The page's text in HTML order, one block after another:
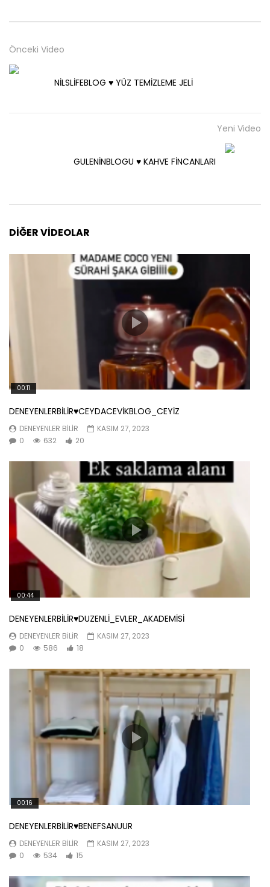
Önceki Video
NİLSLİFEBLOG ♥️ YÜZ TEMİZLEME JELİ
Yeni Video
GULENİNBLOGU ♥️ KAHVE FİNCANLARI
DIĞER VIDEOLAR
00:11
DENEYENLERBİLİR♥️CEYDACEVİKBLOG_CEYİZ
DENEYENLER BILIR
KASIM 27, 2023
0
632 20
00:44
DENEYENLERBİLİR♥️DUZENLİ_EVLER_AKADEMİSİ
DENEYENLER BILIR
KASIM 27, 2023
0
586 18
00:16
DENEYENLERBİLİR♥️BENEFSANUUR
DENEYENLER BILIR
KASIM 27, 2023
0
534 15